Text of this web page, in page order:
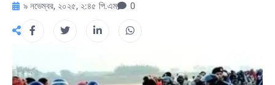
৯ নভেম্বর, ২০২৫, ২:৪৫ পি.এম 0